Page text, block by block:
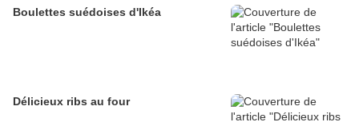
Boulettes suédoises d'Ikéa
Délicieux ribs au four